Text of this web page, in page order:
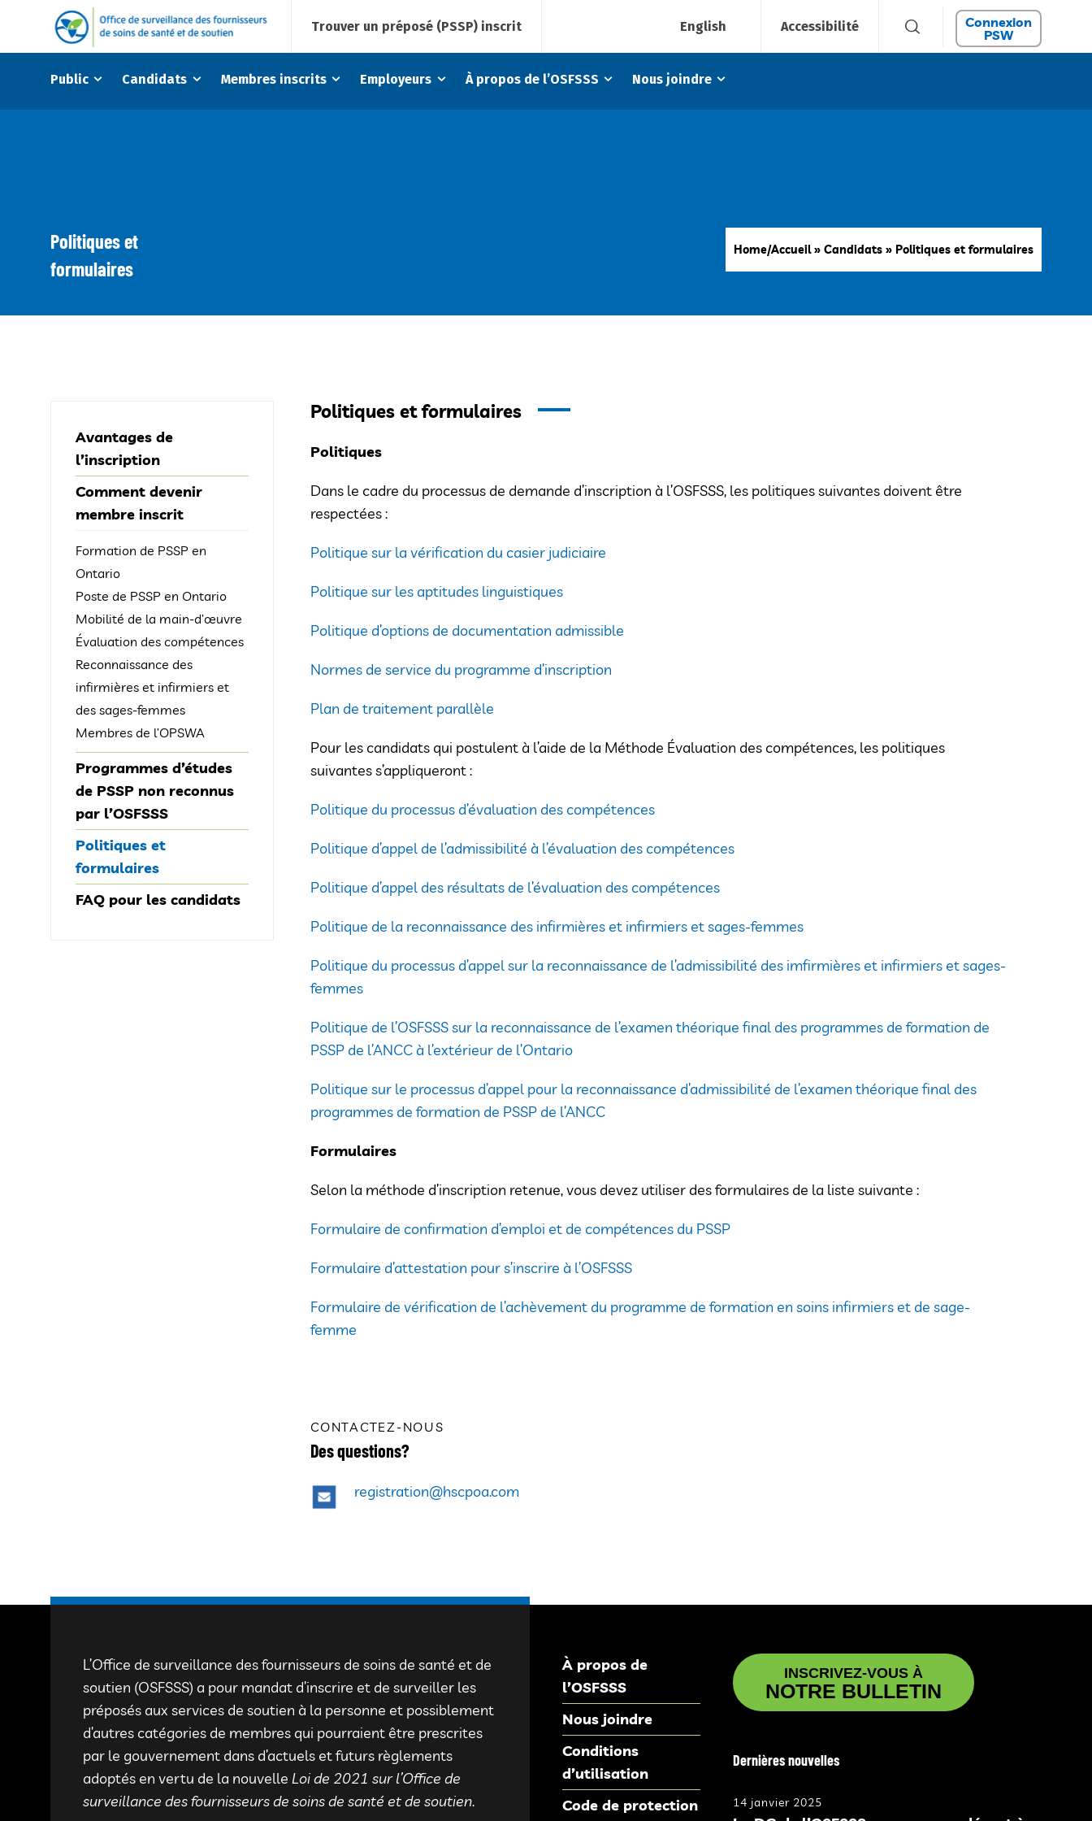
Trouver un préposé (PSSP) inscrit English Accessibilité
Connexion
PSW
Public Candidats Membres inscrits Employeurs À propos de l’OSFSSS Nous joindre
Politiques et
formulaires
Home/Accueil» Candidats » Politiques et formulaires
Politiques et formulaires
Politiques
Dans le cadre du processus de demande d’inscription à l’OSFSSS, les politiques suivantes doivent être
respectées :
Politique sur la vérification du casier judiciaire
Politique sur les aptitudes linguistiques
Politique d’options de documentation admissible
Normes de service du programme d’inscription
Plan de traitement parallèle
Pour les candidats qui postulent à l’aide de la Méthode Évaluation des compétences, les politiques
suivantes s’appliqueront :
Politique du processus d’évaluation des compétences
Politique d’appel de l’admissibilité à l’évaluation des compétences
Politique d’appel des résultats de l’évaluation des compétences
Politique de la reconnaissance des infirmières et infirmiers et sages-femmes
Politique du processus d’appel sur la reconnaissance de l’admissibilité des imfirmières et infirmiers et sages-
femmes
Politique de l’OSFSSS sur la reconnaissance de l’examen théorique final des programmes de formation de
PSSP de l’ANCC à l’extérieur de l’Ontario
Politique sur le processus d’appel pour la reconnaissance d’admissibilité de l’examen théorique final des
programmes de formation de PSSP de l’ANCC
Formulaires
Selon la méthode d’inscription retenue, vous devez utiliser des formulaires de la liste suivante :
Formulaire de confirmation d’emploi et de compétences du PSSP
Formulaire d’attestation pour s’inscrire à l’OSFSSS
Formulaire de vérification de l’achèvement du programme de formation en soins infirmiers et de sage-
femme
CONTACTEZ-NOUS
Des questions?
registration@hscpoa.com
Avantages de
l’inscription
Comment devenir
membre inscrit
Formation de PSSP en
Ontario
Poste de PSSP en Ontario
Mobilité de la main-d’œuvre
Évaluation des compétences
Reconnaissance des
infirmières et infirmiers et
des sages-femmes
Membres de l’OPSWA
Programmes d’études
de PSSP non reconnus
par l’OSFSSS
Politiques et
formulaires
FAQ pour les candidats
L’Office de surveillance des fournisseurs de soins de santé et de
soutien (OSFSSS) a pour mandat d’inscrire et de surveiller les
préposés aux services de soutien à la personne et possiblement
d’autres catégories de membres qui pourraient être prescrites
par le gouvernement dans d’actuels et futurs règlements
adoptés en vertu de la nouvelle Loi de 2021 sur l’Office de
surveillance des fournisseurs de soins de santé et de soutien.
À propos de
l’OSFSSS
Nous joindre
Conditions
d’utilisation
Code de protection
INSCRIVEZ-VOUS À
NOTRE BULLETIN
Dernières nouvelles
14 janvier 2025